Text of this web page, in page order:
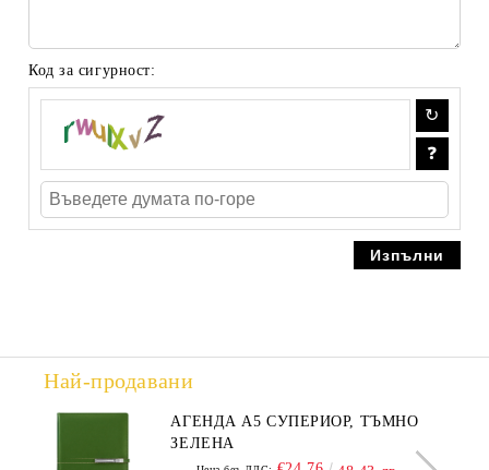
Код за сигурност:
Най-продавани
АГЕНДА А5 СУПЕРИОР, ТЪМНО
ЗЕЛЕНА